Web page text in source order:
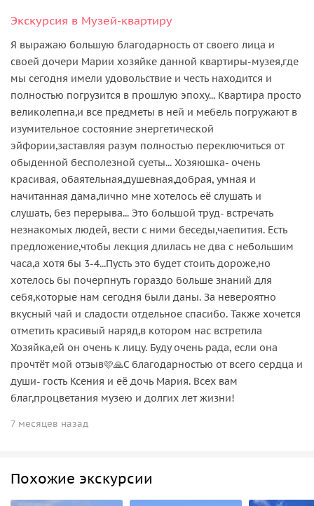
Экскурсия в Музей-квартиру
Я выражаю большую благодарность от своего лица и
своей дочери Марии хозяйке данной квартиры-музея,где
мы сегодня имели удовольствие и честь находится и
полностью погрузится в прошлую эпоху... Квартира просто
великолепна,и все предметы в ней и мебель погружают в
изумительное состояние энергетической
эйфории,заставляя разум полностью переключиться от
обыденной бесполезной суеты... Хозяюшка- очень
красивая, обаятельная,душевная,добрая, умная и
начитанная дама,лично мне хотелось её слушать и
слушать, без перерыва... Это большой труд- встречать
незнакомых людей, вести с ними беседы,чаепития. Есть
предложение,чтобы лекция длилась не два с небольшим
часа,а хотя бы 3-4...Пусть это будет стоить дороже,но
хотелось бы почерпнуть гораздо больше знаний для
себя,которые нам сегодня были даны. За невероятно
вкусный чай и сладости отдельное спасибо. Также хочется
отметить красивый наряд,в котором нас встретила
Хозяйка,ей он очень к лицу. Буду очень рада, если она
прочтёт мой отзыв🩷🙏С благодарностью от всего сердца и
души- гость Ксения и её дочь Мария. Всех вам
благ,процветания музею и долгих лет жизни!
7 месяцев назад
Похожие экскурсии